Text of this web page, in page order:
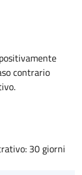
contrario
30 giorni